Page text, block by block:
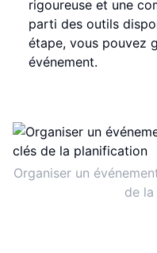
rigoureuse et une
parti des outils
étape, vous pouvez
événement.
Organiser un
de